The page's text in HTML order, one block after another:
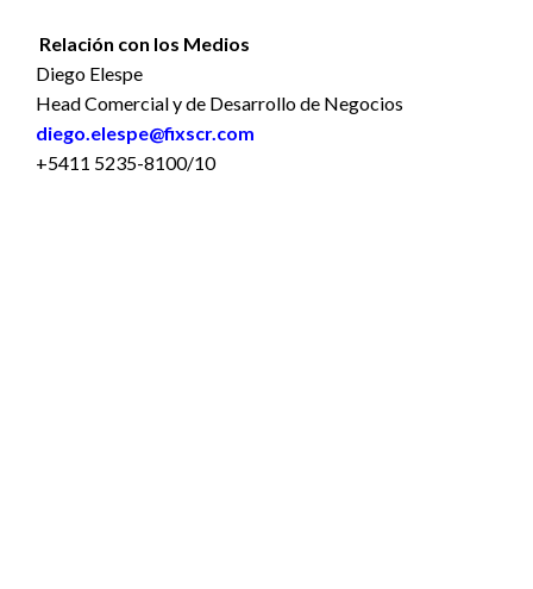
Relación con los Medios
Diego Elespe
Head Comercial y de Desarrollo de Negocios
diego.elespe@fixscr.com
+5411 5235-8100/10